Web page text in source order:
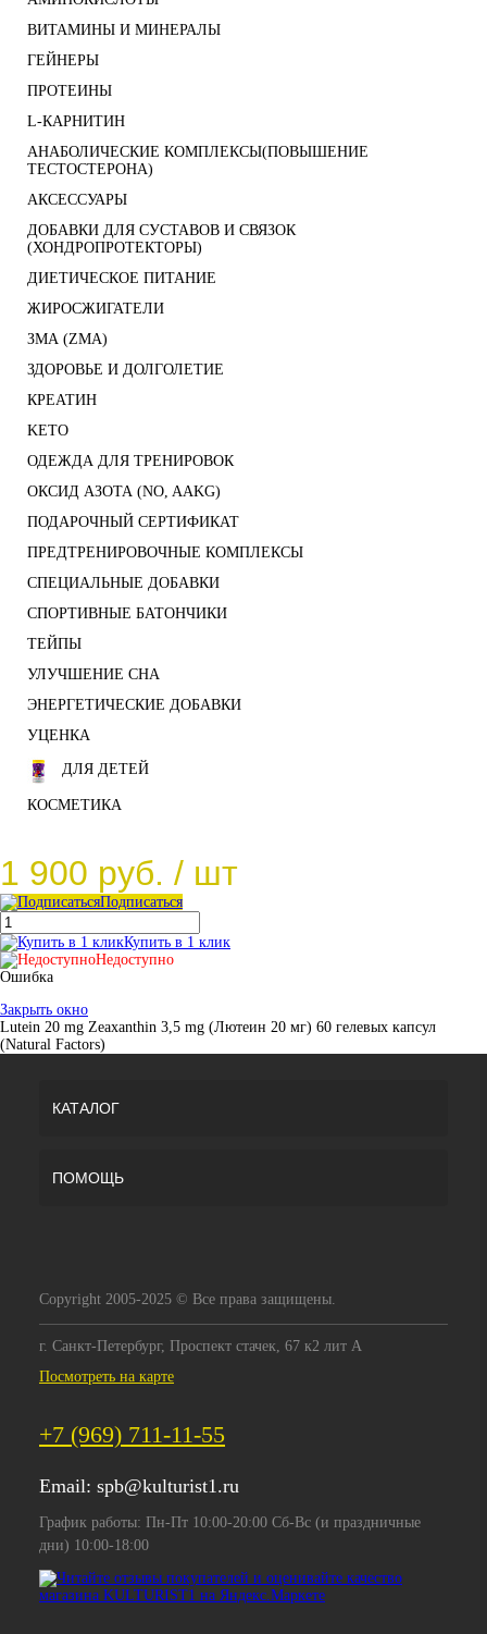
ВИТАМИНЫ И МИНЕРАЛЫ
ГЕЙНЕРЫ
ПРОТЕИНЫ
L-КАРНИТИН
АНАБОЛИЧЕСКИЕ КОМПЛЕКСЫ(ПОВЫШЕНИЕ
ТЕСТОСТЕРОНА)
АКСЕССУАРЫ
ДОБАВКИ ДЛЯ СУСТАВОВ И СВЯЗОК
(ХОНДРОПРОТЕКТОРЫ)
ДИЕТИЧЕСКОЕ ПИТАНИЕ
ЖИРОСЖИГАТЕЛИ
ЗМА (ZMA)
ЗДОРОВЬЕ И ДОЛГОЛЕТИЕ
КРЕАТИН
KETO
ОДЕЖДА ДЛЯ ТРЕНИРОВОК
ОКСИД АЗОТА (NO, AAKG)
ПОДАРОЧНЫЙ СЕРТИФИКАТ
ПРЕДТРЕНИРОВОЧНЫЕ КОМПЛЕКСЫ
СПЕЦИАЛЬНЫЕ ДОБАВКИ
СПОРТИВНЫЕ БАТОНЧИКИ
ТЕЙПЫ
УЛУЧШЕНИЕ СНА
ЭНЕРГЕТИЧЕСКИЕ ДОБАВКИ
УЦЕНКА
ДЛЯ ДЕТЕЙ
КОСМЕТИКА
1 900 руб. / шт
Подписаться
Купить в 1 клик
Недоступно
Ошибка
Закрыть окно
Lutein 20 mg Zeaxanthin 3,5 mg (Лютеин 20 мг) 60 гелевых капсул
(Natural Factors)
КАТАЛОГ
ПОМОЩЬ
Copyright 2005-2025 © Все права защищены.
г. Санкт-Петербург, Проспект стачек, 67 к2 лит А
Посмотреть на карте
+7 (969) 711-11-55
Email: spb@kulturist1.ru
График работы: Пн-Пт 10:00-20:00 Сб-Вс (и праздничные
дни) 10:00-18:00